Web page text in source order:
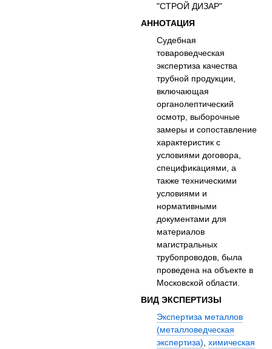
"СТРОЙ ДИЗАР"
АННОТАЦИЯ
Судебная
товароведческая
экспертиза качества
трубной продукции,
включающая
органолептический
осмотр, выборочные
замеры и сопоставление
характеристик с
условиями договора,
спецификациями, а
также техническими
условиями и
нормативными
документами для
материалов
магистральных
трубопроводов, была
проведена на объекте в
Московской области.
ВИД ЭКСПЕРТИЗЫ
Экспертиза металлов
(металловедческая
экспертиза),химическая